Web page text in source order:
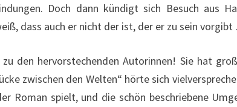
Doch dann kündigt sich Besuch aus
dass auch er nicht der ist, der er zu sein
den hervorstechenden Autorinnen! Sie hat
zwischen den Welten“ hörte sich
Roman spielt, und die schön beschriebene